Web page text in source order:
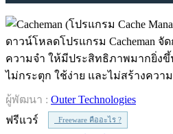
ดาวน์โหลดโปรแกรม Cacheman
ความจำ ให้มีประสิทธิภาพมากยิ่งขึ้
ไม่กระตุก ใช้ง่าย และไม่สร้างคว
ผู้พัฒนา : Outer Technologies
ฟรีแวร์
Freeware คืออะไร ?